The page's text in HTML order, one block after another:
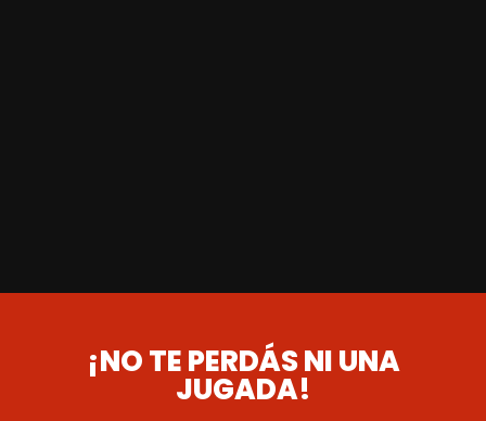
¡NO TE PERDÁS NI UNA
JUGADA!